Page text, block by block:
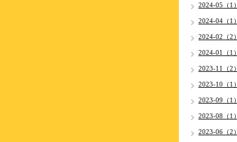
2024-05（1）
2024-04（1）
2024-02（2）
2024-01（1）
2023-11（2）
2023-10（1）
2023-09（1）
2023-08（1）
2023-06（2）